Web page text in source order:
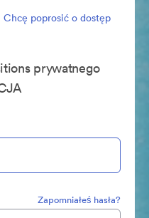
Chcę poprosić o dostęp
prywatnego
Zapomniałeś hasła?